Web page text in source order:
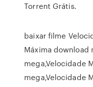
Torrent Grátis.
baixar filme
Máxima download
mega,Velocidade
mega,Velocidade